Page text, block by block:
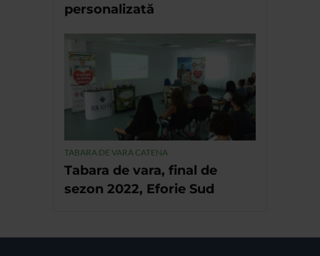
personalizată
TABARA DE VARA CATENA
Tabara de vara, final de
sezon 2022, Eforie Sud